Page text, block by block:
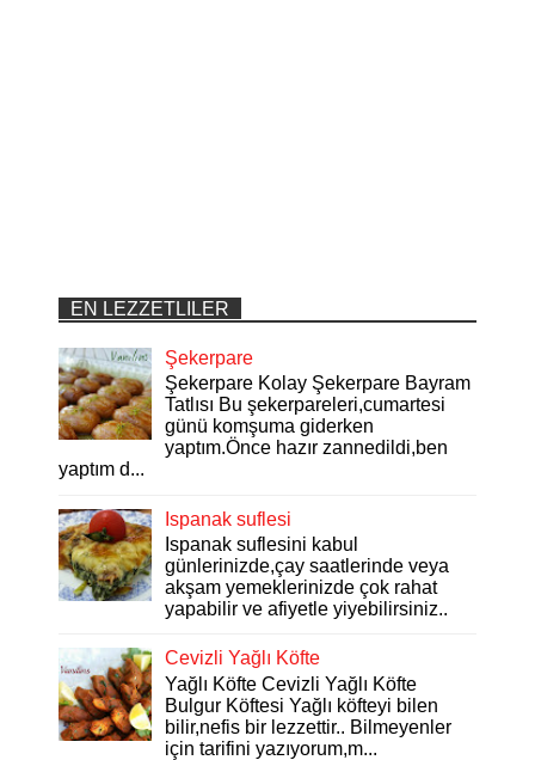
EN LEZZETLILER
Şekerpare
Şekerpare Kolay Şekerpare Bayram
Tatlısı Bu şekerpareleri,cumartesi
günü komşuma giderken
yaptım.Önce hazır zannedildi,ben
yaptım d...
Ispanak suflesi
Ispanak suflesini kabul
günlerinizde,çay saatlerinde veya
akşam yemeklerinizde çok rahat
yapabilir ve afiyetle yiyebilirsiniz..
Cevizli Yağlı Köfte
Yağlı Köfte Cevizli Yağlı Köfte
Bulgur Köftesi Yağlı köfteyi bilen
bilir,nefis bir lezzettir.. Bilmeyenler
için tarifini yazıyorum,m...